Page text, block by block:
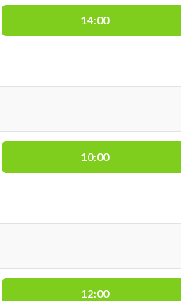
14:00
10:00
12:00